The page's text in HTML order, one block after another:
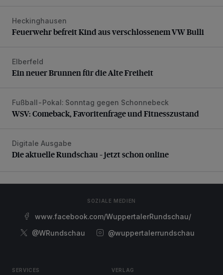
Feuerwehr befreit Kind aus verschlossenem VW Bulli
Heckinghausen
Feuerwehr befreit Kind aus verschlossenem VW Bulli
Ein neuer Brunnen für die Alte Freiheit
Elberfeld
Ein neuer Brunnen für die Alte Freiheit
WSV: Comeback, Favoritenfrage und Fitnesszustand
Fußball-Pokal: Sonntag gegen Schonnebeck
WSV: Comeback, Favoritenfrage und Fitnesszustand
Die aktuelle Rundschau – jetzt schon online
Digitale Ausgabe
Die aktuelle Rundschau – jetzt schon online
SOZIALE MEDIEN
www.facebook.com/WuppertalerRundschau/
@WRundschau
@wuppertalerrundschau
SERVICES VERLAG